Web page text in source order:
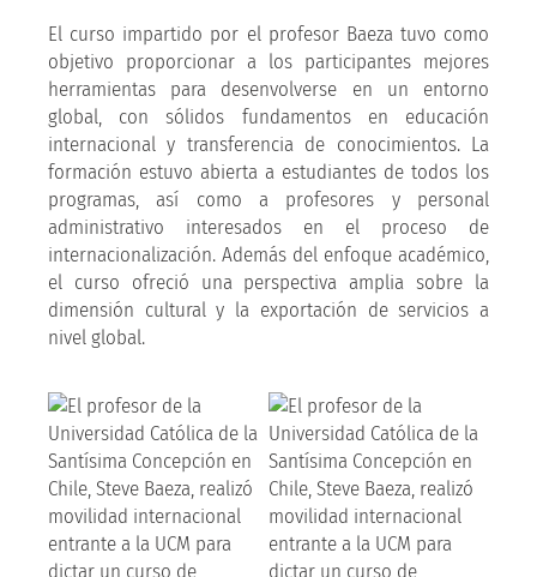
El curso impartido por el profesor Baeza tuvo como
objetivo proporcionar a los participantes mejores
herramientas para desenvolverse en un entorno
global, con sólidos fundamentos en educación
internacional y transferencia de conocimientos. La
formación estuvo abierta a estudiantes de todos los
programas, así como a profesores y personal
administrativo interesados en el proceso de
internacionalización. Además del enfoque académico,
el curso ofreció una perspectiva amplia sobre la
dimensión cultural y la exportación de servicios a
nivel global.